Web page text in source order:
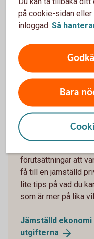
1134459340
Jämställd
vägen dit!
förutsättningar att
få till en jämställd
lite tips på vad du
som är mer på lika
Jämställd ekonomi
utgifterna
på cookie-sidan eller
inloggad. Så
Bara